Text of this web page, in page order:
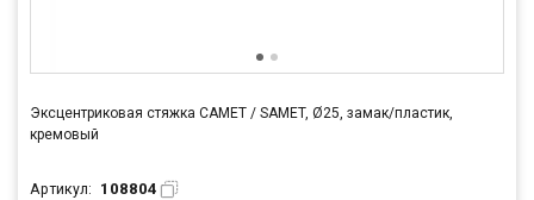
Эксцентриковая стяжка САМЕТ / SAMET, Ø25, замак/пластик,
кремовый
Артикул: 108804